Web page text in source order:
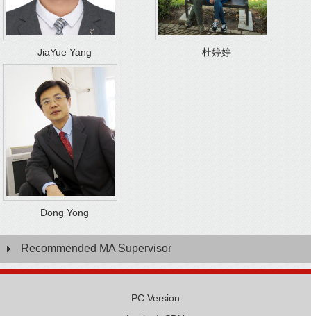
JiaYue Yang 杜婷婷
Dong Yong
Recommended MA Supervisor
PC Version